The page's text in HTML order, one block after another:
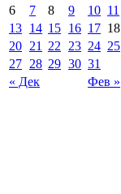
« Дек Фев »
6
7 8 9 10 11
13 14 15 16 17 18
20 21 22 23 24 25
27 28 29 30 31